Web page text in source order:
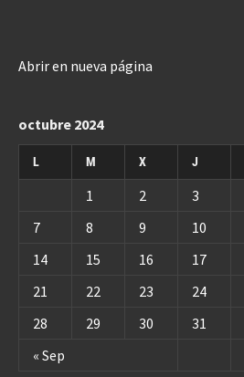
Abrir en nueva página
octubre 2024
L M X J
« Sep
1 2 3
7
8 9 10
14
15 16 17
21
22 23 24
28
29 30 31